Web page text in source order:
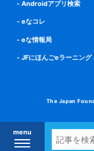
menu
Androidアプリ検索
eなコレ
eな情報局
JFにほんごeラーニング
The Japan